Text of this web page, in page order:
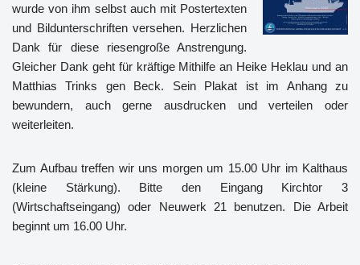
wurde von ihm selbst auch mit Postertexten
und Bildunterschriften versehen. Herzlichen
Dank für diese riesengroße Anstrengung.
Gleicher Dank geht für kräftige Mithilfe an Heike Heklau und an
Matthias Trinks gen Beck. Sein Plakat ist im Anhang zu
bewundern, auch gerne ausdrucken und verteilen oder
weiterleiten.
Zum Aufbau treffen wir uns morgen um 15.00 Uhr im Kalthaus
(kleine Stärkung). Bitte den Eingang Kirchtor 3
(Wirtschaftseingang) oder Neuwerk 21 benutzen. Die Arbeit
beginnt um 16.00 Uhr.